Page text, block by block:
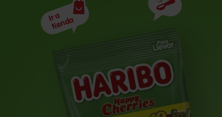
Ingredientes
Ir a
tienda